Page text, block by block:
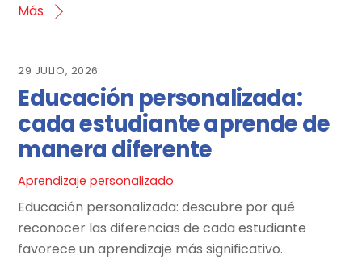
Más
29 JULIO, 2026
Educación personalizada:
cada estudiante aprende de
manera diferente
Aprendizaje personalizado
Educación personalizada: descubre por qué
reconocer las diferencias de cada estudiante
favorece un aprendizaje más significativo.